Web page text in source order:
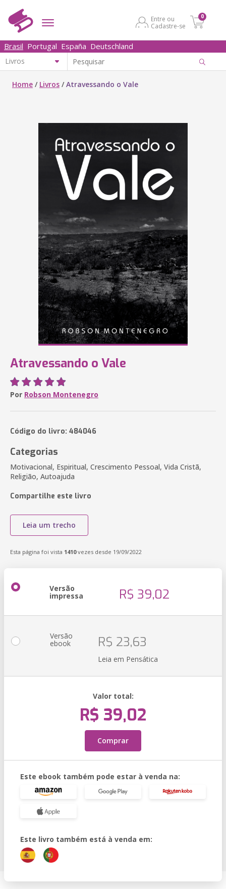
Entre ou
Cadastre-se
0
Brasil Portugal España Deutschland
Home / Livros /Atravessando o Vale
Atravessando o Vale
Por Robson Montenegro
Código do livro: 484046
Categorias
Motivacional, Espiritual, Crescimento Pessoal, Vida Cristã,
Religião, Autoajuda
Compartilhe este livro
Leia um trecho
Esta página foi vista 1410vezes desde 19/09/2022
Versão
impressa R$ 39,02
Versão
ebook R$ 23,63
Leia em Pensática
Valor total:
R$ 39,02
Comprar
Este ebook também pode estar à venda na:
Este livro também está à venda em: